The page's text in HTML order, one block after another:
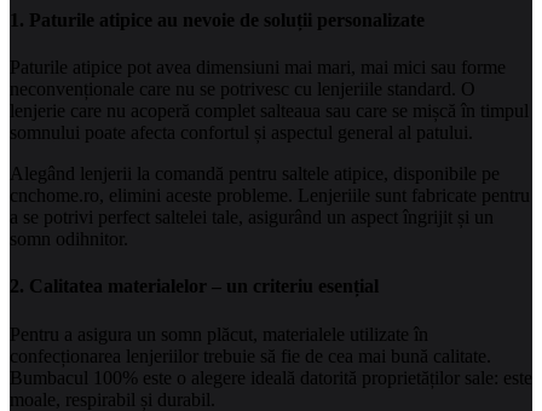
1. Paturile atipice au nevoie de soluții personalizate
Paturile atipice pot avea dimensiuni mai mari, mai mici sau forme
neconvenționale care nu se potrivesc cu lenjeriile standard. O
lenjerie care nu acoperă complet salteaua sau care se mișcă în timpul
somnului poate afecta confortul și aspectul general al patului.
Alegând lenjerii la comandă pentru saltele atipice, disponibile pe
cnchome.ro, elimini aceste probleme. Lenjeriile sunt fabricate pentru
a se potrivi perfect saltelei tale, asigurând un aspect îngrijit și un
somn odihnitor.
2. Calitatea materialelor – un criteriu esențial
Pentru a asigura un somn plăcut, materialele utilizate în
confecționarea lenjeriilor trebuie să fie de cea mai bună calitate.
Bumbacul 100% este o alegere ideală datorită proprietăților sale: este
moale, respirabil și durabil.